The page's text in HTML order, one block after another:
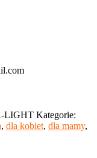
LIGHT Kategorie:
, dla kobiet, dla mamy,